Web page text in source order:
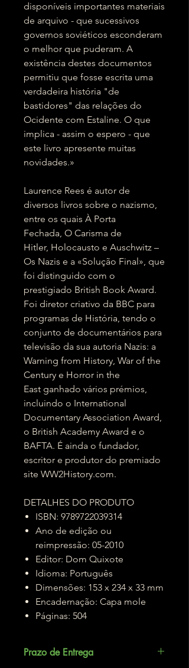
disponíveis importantes materiais
de arquivo - que sucessivos
governos soviéticos esconderam
o melhor que puderam. A
existência destes documentos
permitiu que fosse escrita uma
verdadeira história "de
bastidores" das relações do
Ocidente com Estaline. O que
implica - assim o espero - que
este livro apresente muitas
novidades.»
Laurence Rees é autor de
diversos livros sobre o nazismo,
entre os quais À Porta
Fechada, O Carisma de
Hitler, Holocausto e Auschwitz –
Os Nazis e a «Solução Final», que
foi distinguido com o
prestigiado British Book Award.
Foi diretor criativo da BBC para
programas de História, tendo o
conjunto de documentários para
televisão da sua autoria Nazis: a
Warning from History, War of the
Century e Horror in the
East ganhado vários prémios,
incluindo o International
Documentary Association Award,
o British Academy Award e o
BAFTA. É ainda o fundador,
escritor e produtor do premiado
site WW2History.com.
DETALHES DO PRODUTO
ISBN: 9789722039314
Ano de edição ou
reimpressão: 05-2010
Editor: Dom Quixote
Idioma: Português
Dimensões: 153 x 234 x 33 mm
Encadernação: Capa mole
Páginas: 504
Prazo de Entrega